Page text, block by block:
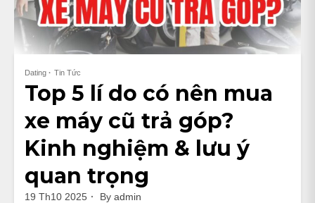
Dating Tin Tức
Top 5 lí do có nên mua
xe máy cũ trả góp?
Kinh nghiệm & lưu ý
quan trọng
19 Th10 2025 By admin